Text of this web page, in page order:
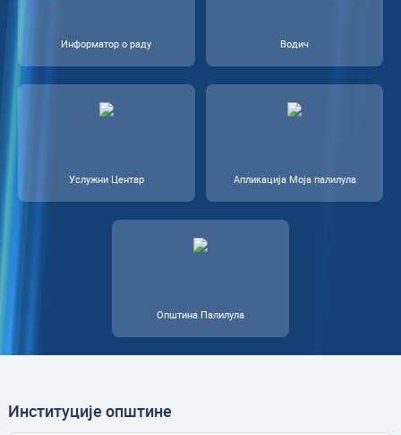
Информатор о раду Водич
Услужни Центар Апликација Моја палилула
Општина Палилула
Институције општине